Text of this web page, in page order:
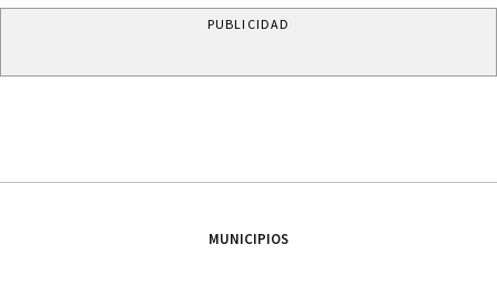
PUBLICIDAD
MUNICIPIOS